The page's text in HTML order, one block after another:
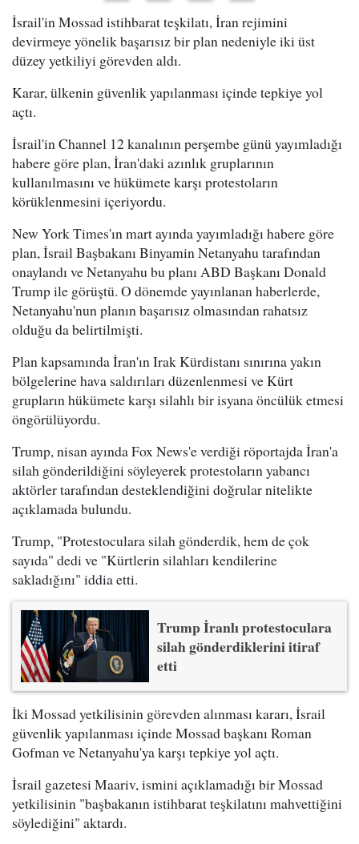
İsrail'in Mossad istihbarat teşkilatı, İran rejimini
devirmeye yönelik başarısız bir plan nedeniyle iki üst
düzey yetkiliyi görevden aldı.
Karar, ülkenin güvenlik yapılanması içinde tepkiye yol
açtı.
İsrail'in Channel 12 kanalının perşembe günü yayımladığı
habere göre plan, İran'daki azınlık gruplarının
kullanılmasını ve hükümete karşı protestoların
körüklenmesini içeriyordu.
New York Times'ın mart ayında yayımladığı habere göre
plan, İsrail Başbakanı Binyamin Netanyahu tarafından
onaylandı ve Netanyahu bu planı ABD Başkanı Donald
Trump ile görüştü. O dönemde yayınlanan haberlerde,
Netanyahu'nun planın başarısız olmasından rahatsız
olduğu da belirtilmişti.
Plan kapsamında İran'ın Irak Kürdistanı sınırına yakın
bölgelerine hava saldırıları düzenlenmesi ve Kürt
grupların hükümete karşı silahlı bir isyana öncülük etmesi
öngörülüyordu.
Trump, nisan ayında Fox News'e verdiği röportajda İran'a
silah gönderildiğini söyleyerek protestoların yabancı
aktörler tarafından desteklendiğini doğrular nitelikte
açıklamada bulundu.
Trump, "Protestoculara silah gönderdik, hem de çok
sayıda" dedi ve "Kürtlerin silahları kendilerine
sakladığını" iddia etti.
Trump İranlı protestoculara
silah gönderdiklerini itiraf
etti
İki Mossad yetkilisinin görevden alınması kararı, İsrail
güvenlik yapılanması içinde Mossad başkanı Roman
Gofman ve Netanyahu'ya karşı tepkiye yol açtı.
İsrail gazetesi Maariv, ismini açıklamadığı bir Mossad
yetkilisinin "başbakanın istihbarat teşkilatını mahvettiğini
söylediğini" aktardı.